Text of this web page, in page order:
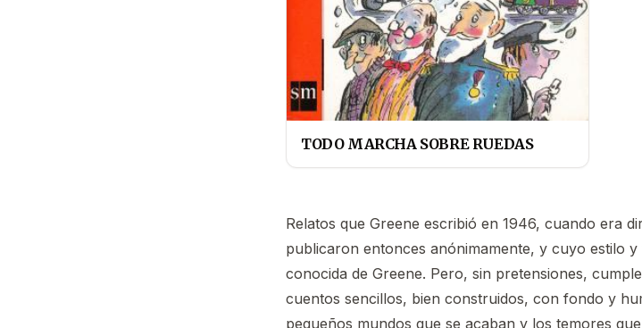
TODO MARCHA SOBRE RUEDAS
Relatos que Greene escribió en 1946, cuando era
publicaron entonces anónimamente, y cuyo estilo
conocida de Greene. Pero, sin pretensiones,
cuentos sencillos, bien construidos, con fondo y
pequeños mundos que se acaban y los temores